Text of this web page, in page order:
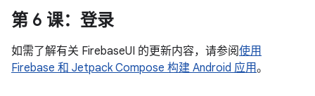
第 6 课：登录
如需了解有关 FirebaseUI 的更新内容，请参阅使用
Firebase 和 Jetpack Compose 构建 Android 应用。